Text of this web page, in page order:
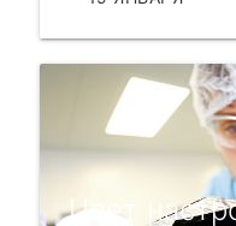
Цвет